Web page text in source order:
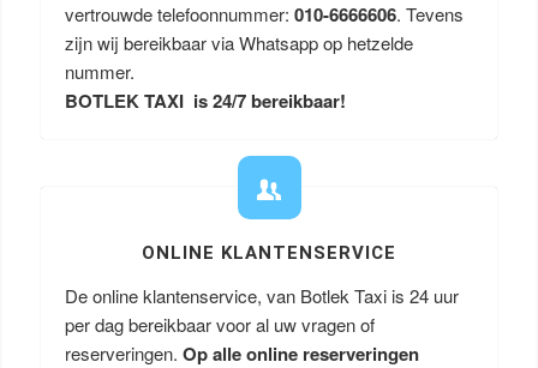
vertrouwde telefoonnummer: 010-6666606. Tevens
zijn wij bereikbaar via Whatsapp op hetzelde
nummer.
BOTLEK TAXI is 24/7 bereikbaar!
ONLINE KLANTENSERVICE
De online klantenservice, van Botlek Taxi is 24 uur
per dag bereikbaar voor al uw vragen of
reserveringen. Op alle online reserveringen